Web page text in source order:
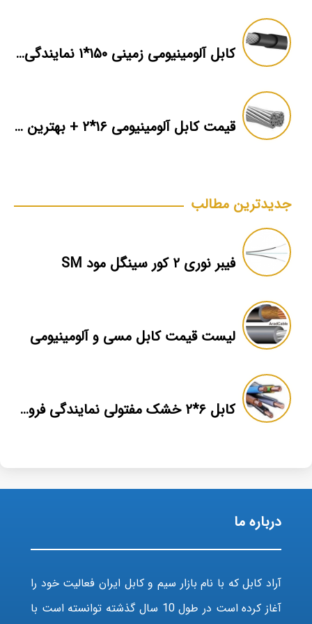
کابل آلومینیومی زمینی ۱۵۰*۱ نمایندگی فروش
قیمت کابل آلومینیومی ۱۶*۲ + بهترین برند بازار + اطلاعات فنی
جدیدترین مطالب
فیبر نوری ۲ کور سینگل مود SM
لیست قیمت کابل مسی و آلومینیومی
کابل ۶*۲ خشک مفتولی نمایندگی فروش
درباره ما
آراد کابل که با نام بازار سیم و کابل ایران فعالیت خود را
آغاز کرده است در طول 10 سال گذشته توانسته است با